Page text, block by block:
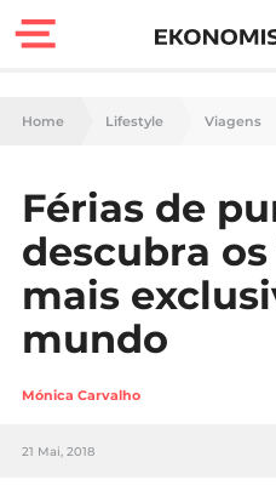
Finanças
Carreira
Casa
Lifestyle
Sociedade
Tecnologia
Home Lifestyle Viagens
Férias de
descubra
mais
mundo
Mónica Carvalho
21 Mai, 2018